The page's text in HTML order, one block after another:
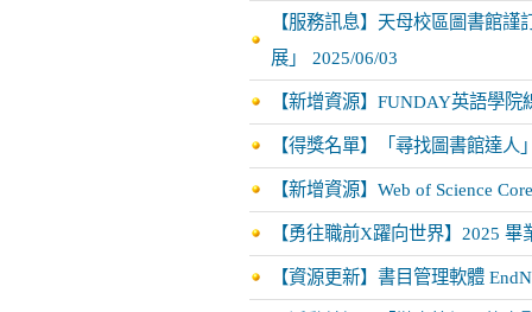
【服務訊息】天母校區圖書館
展」
2025/06/03
【新增資源】FUNDAY英語學院
【得獎名單】「尋找圖書館達人
【新增資源】Web of Science
【勇往職前X躍向世界】2025 畢
【資源更新】書目管理軟體